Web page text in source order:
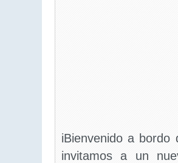
iBienvenido a
invitamos a un